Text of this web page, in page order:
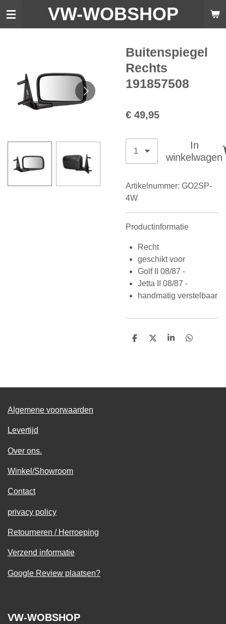
Ga
VW-WOBSHOP
Buitenspiegel
Rechts
191857508
€ 49,95
In
winkelwagen
Artikelnummer: GO2SP-
4W
Productinformatie
Recht
geschikt voor
Golf II 08/87 -
Jetta II 08/87 -
handmatig verstelbaar
D
D
S
D
Algemene voorwaarden
Levertijd
Over ons.
Winkel/Showroom
Contact
privacy policy
Retourneren / Herroeping
Verzend informatie
Google Review plaatsen?
VW-WOBSHOP